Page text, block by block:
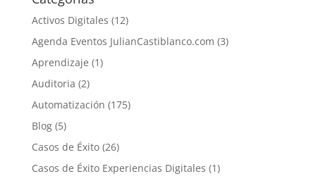
Activos Digitales (12)
Agenda Eventos JulianCastiblanco.com (3)
Aprendizaje (1)
Auditoria (2)
Automatización (175)
Blog(5)
Casos de Éxito(26)
Casos de Éxito Experiencias Digitales (1)